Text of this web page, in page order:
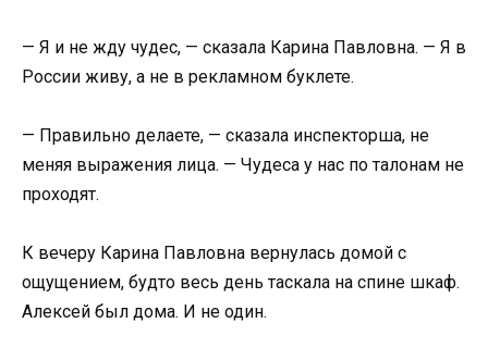
— Я и не жду чудес, — сказала Карина Павловна. — Я в
России живу, а не в рекламном буклете.
— Правильно делаете, — сказала инспекторша, не
меняя выражения лица. — Чудеса у нас по талонам не
проходят.
К вечеру Карина Павловна вернулась домой с
ощущением, будто весь день таскала на спине шкаф.
Алексей был дома. И не один.